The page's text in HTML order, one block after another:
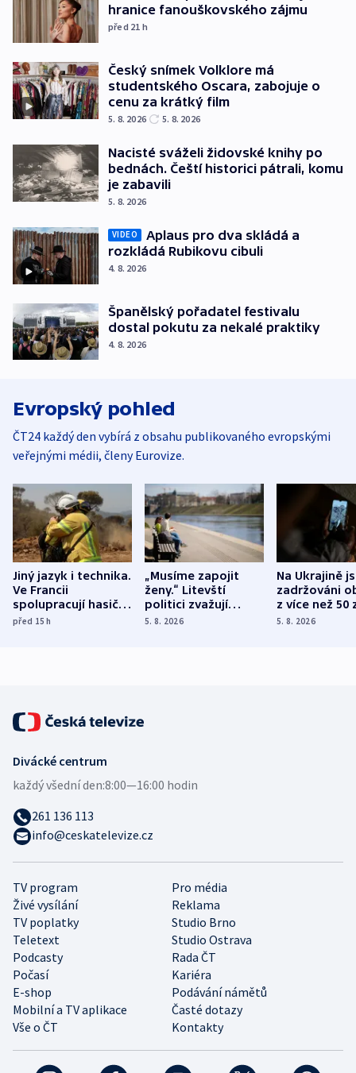
hranice fanouškovského zájmu
před 21 h
Český snímek Volklore má
studentského Oscara, zabojuje o
cenu za krátký film
5. 8. 2026 5. 8. 2026
Nacisté sváželi židovské knihy po
bednách. Čeští historici pátrali, komu
je zabavili
5. 8. 2026
VIDEO
Aplaus pro dva skládá a
rozkládá Rubikovu cibuli
4. 8. 2026
Španělský pořadatel festivalu
dostal pokutu za nekalé praktiky
4. 8. 2026
Evropský pohled
ČT24 každý den vybírá z obsahu publikovaného evropskými
veřejnými médii, členy Eurovize.
Jiný jazyk i technika.
Ve Francii
spolupracují hasiči z
různých zemí
před 15h
„Musíme zapojit
ženy.“ Litevští
politici zvažují
dohodu o
5. 8. 2026
Na Ukrajině
zadržováni
z více než 50
Bojovali na
5. 8. 2026
TV program
Pro média
Živé vysílání
Reklama
TV poplatky
Studio Brno
Teletext
Studio Ostrava
Podcasty
Rada ČT
Počasí
Kariéra
E-shop
Podávání námětů
Mobilní a TV aplikace
Časté dotazy
Vše o ČT
Kontakty
Divácké centrum
každý všední den:8:00—16:00 hodin
261 136 113
info@ceskatelevize.cz